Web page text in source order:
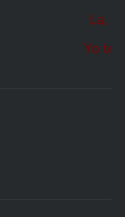
La,
Yo te